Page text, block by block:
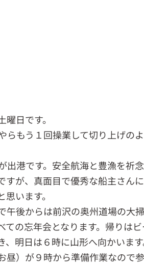
日です。
らもう１回操業して切り上げの
出港です。安全航海と豊漁を祈
すが、真面目で優秀な船主さん
います。
午後からは前沢の奥州道場の大
の忘年会となります。帰りは
明日は６時に山形へ向かいま
昼）が９時から準備作業なので